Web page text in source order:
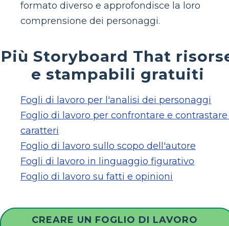
formato diverso e approfondisce la loro
comprensione dei personaggi.
Più Storyboard That
e stampabili gratuiti
Fogli di lavoro per l'analisi dei personaggi
Foglio di lavoro per confrontare e
caratteri
Foglio di lavoro sullo scopo dell'autore
Fogli di lavoro in linguaggio figurativo
Foglio di lavoro su fatti e opinioni
CREARE UN FOGLIO DI LAVORO